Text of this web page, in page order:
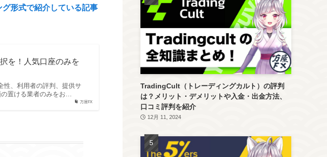
形式で紹介している記事
万屋FX
を！人気口座のみを
性、利用者の評判、提供サ
置ける業者のみをお…
TradingCult（トレーディングカルト）の評判
は？メリット・デメリットや入金・出金方法、
口コミ評判を紹介
12月 11, 2024